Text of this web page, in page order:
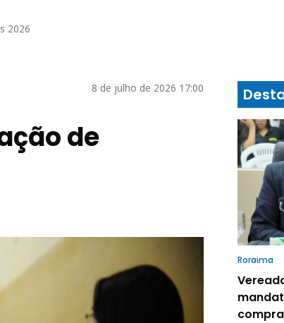
2026
8 de julho de 2026 17:00
de
Roraima